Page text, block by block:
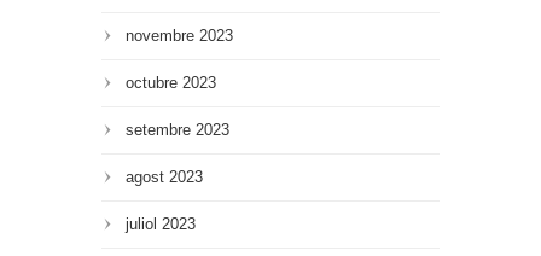
novembre 2023
octubre 2023
setembre 2023
agost 2023
juliol 2023